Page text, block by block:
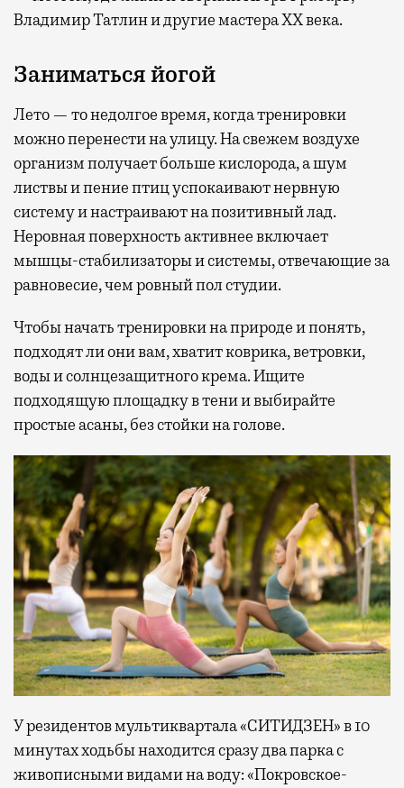
Владимир Татлин и другие мастера XX века.
Заниматься йогой
Лето — то недолгое время, когда тренировки
можно перенести на улицу. На свежем воздухе
организм получает больше кислорода, а шум
листвы и пение птиц успокаивают нервную
систему и настраивают на позитивный лад.
Неровная поверхность активнее включает
мышцы-стабилизаторы и системы, отвечающие за
равновесие, чем ровный пол студии.
Чтобы начать тренировки на природе и понять,
подходят ли они вам, хватит коврика, ветровки,
воды и солнцезащитного крема. Ищите
подходящую площадку в тени и выбирайте
простые асаны, без стойки на голове.
У резидентов мультиквартала «СИТИДЗЕН» в 10
минутах ходьбы находится сразу два парка с
живописными видами на воду: «Покровское-